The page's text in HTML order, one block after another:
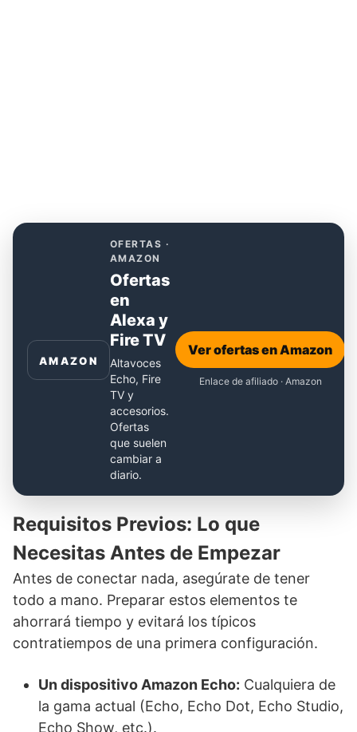
AMAZON
OFERTAS ·
AMAZON
Ofertas
en
Alexa y
Fire TV
Altavoces
Echo, Fire
TV y
accesorios.
Ofertas
que suelen
cambiar a
diario.
Ver ofertas en Amazon
Enlace de afiliado · Amazon
Requisitos Previos: Lo que
Necesitas Antes de Empezar
Antes de conectar nada, asegúrate de tener
todo a mano. Preparar estos elementos te
ahorrará tiempo y evitará los típicos
contratiempos de una primera configuración.
Un dispositivo Amazon Echo: Cualquiera de
la gama actual (Echo, Echo Dot, Echo Studio,
Echo Show, etc.).